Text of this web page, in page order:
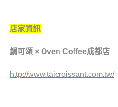
店家資訊
鯛可頌 × Oven Coffee成都店
http://www.taicroissant.com.tw/